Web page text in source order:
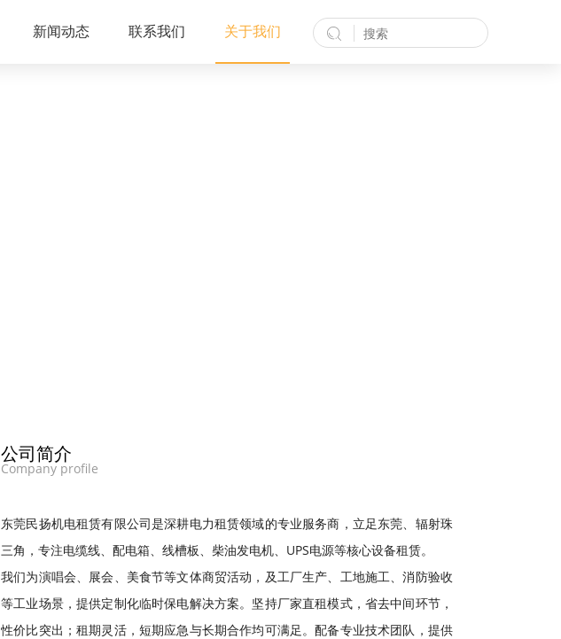
新闻动态 联系我们 关于我们
公司简介
Company profile
东莞民扬机电租赁有限公司是深耕电力租赁领域的专业服务商，立足东莞、辐射珠
三角，专注电缆线、配电箱、线槽板、柴油发电机、UPS电源等核心设备租赁。
我们为演唱会、展会、美食节等文体商贸活动，及工厂生产、工地施工、消防验收
等工业场景，提供定制化临时保电解决方案。坚持厂家直租模式，省去中间环节，
性价比突出；租期灵活，短期应急与长期合作均可满足。配备专业技术团队，提供